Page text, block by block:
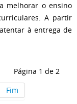
melhorar o ensino
A partir
à entrega de
Página 1 de 2
Fim